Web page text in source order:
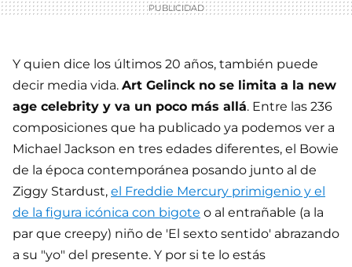
Y quien dice los últimos 20 años, también puede
decir media vida. Art Gelinck no se limita a la new
age celebrity y va un poco más allá. Entre las 236
composiciones que ha publicado ya podemos ver a
Michael Jackson en tres edades diferentes, el Bowie
de la época contemporánea posando junto al de
Ziggy Stardust, el Freddie Mercury primigenio y el
de la figura icónica con bigote o al entrañable (a la
par que creepy) niño de 'El sexto sentido' abrazando
a su "yo" del presente. Y por si te lo estás